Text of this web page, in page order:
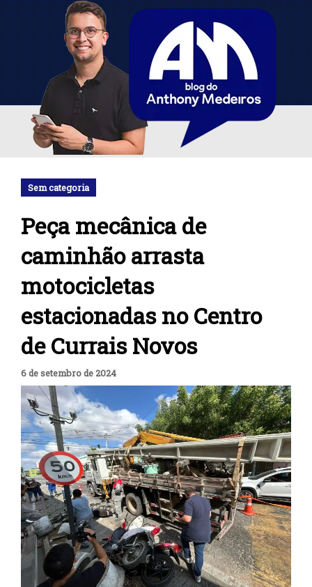
Sem categoria
Peça mecânica de
caminhão arrasta
motocicletas
estacionadas no Centro
de Currais Novos
6 de setembro de 2024